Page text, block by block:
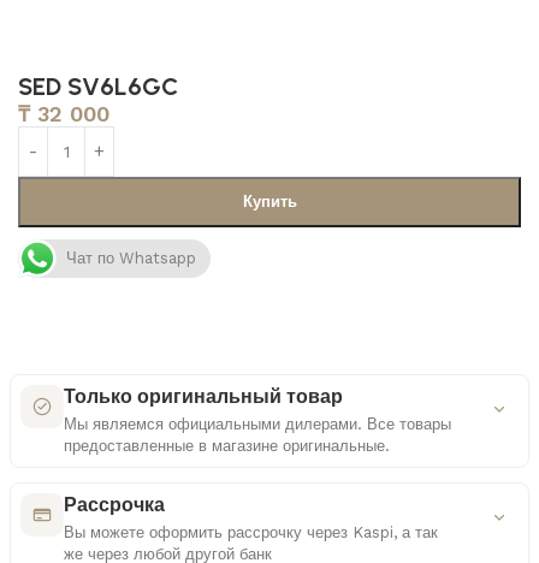
SED SV6L6GC
₸32 000
Купить
Чат по Whatsapp
Только оригинальный товар
Мы являемся официальными дилерами. Все товары
предоставленные в магазине оригинальные.
Рассрочка
Вы можете оформить рассрочку через Kaspi, а так
же через любой другой банк